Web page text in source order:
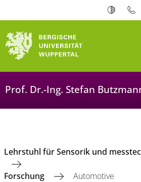
Prof. Dr.-Ing. Stefan
Lehrstuhl für Sensorik und
Forschung Automotive